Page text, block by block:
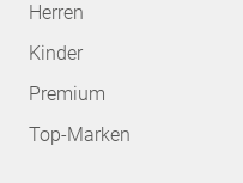
Herren
Kinder
Premium
Top-Marken